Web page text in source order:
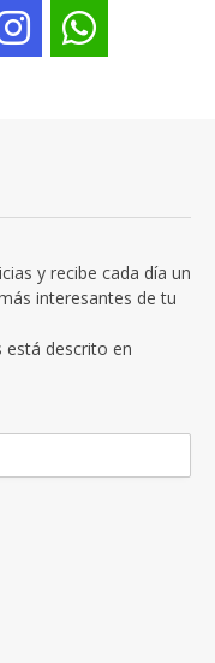
y recibe cada día un
interesantes de tu
está descrito en